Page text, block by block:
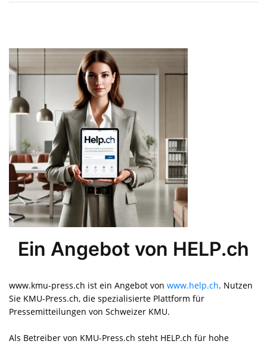
Ein Angebot von HELP.ch
www.kmu-press.ch ist ein Angebot von www.help.ch. Nutzen
Sie KMU-Press.ch, die spezialisierte Plattform für
Pressemitteilungen von Schweizer KMU.
Als Betreiber von KMU-Press.ch steht HELP.ch für hohe